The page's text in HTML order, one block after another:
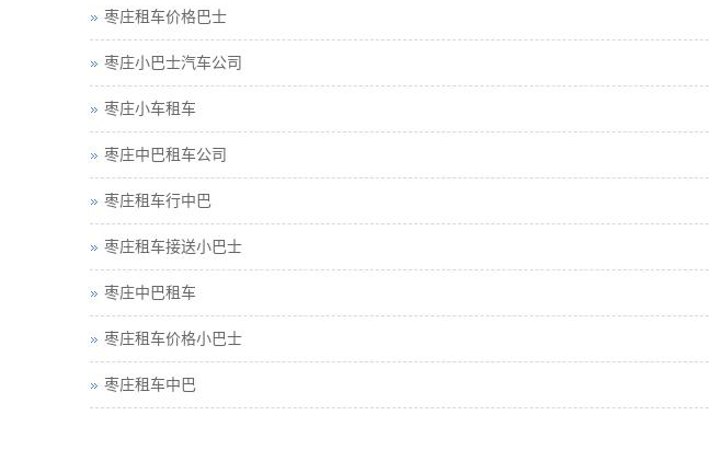
枣庄租车价格巴士
枣庄小巴士汽车公司
枣庄小车租车
枣庄中巴租车公司
枣庄租车行中巴
枣庄租车接送小巴士
枣庄中巴租车
枣庄租车价格小巴士
枣庄租车中巴